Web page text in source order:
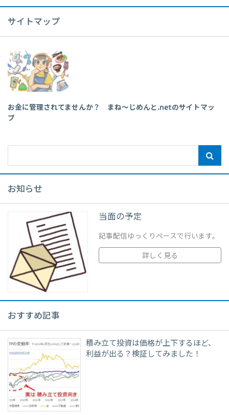
サイトマップ
お金に管理されてませんか？ まね～じめんと.netのサイトマッ
プ
お知らせ
当面の予定
記事配信ゆっくりペースで行います。
詳しく見る
おすすめ記事
積み立て投資は価格が上下するほど、
利益が出る？検証してみました！